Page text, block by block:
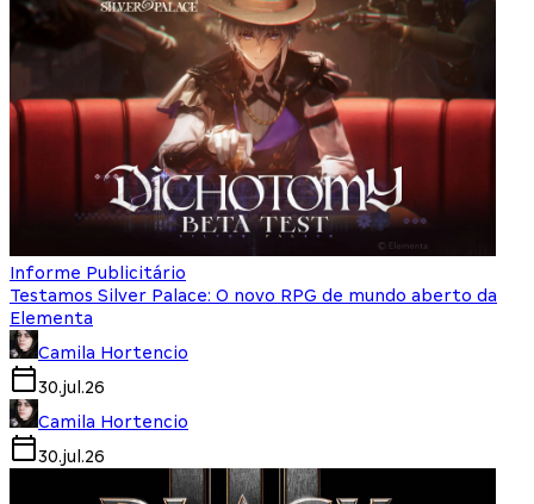
Informe Publicitário
Testamos Silver Palace: O novo RPG de mundo aberto da
Elementa
Camila Hortencio
30.jul.26
Camila Hortencio
30.jul.26